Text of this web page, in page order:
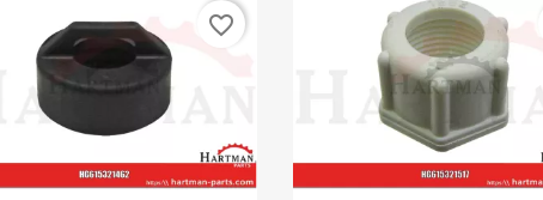
favorite_border